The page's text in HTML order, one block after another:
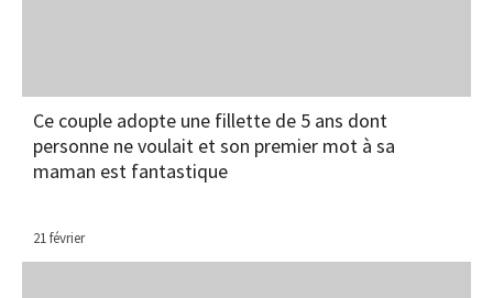
Ce couple adopte une fillette de 5 ans dont
personne ne voulait et son premier mot à sa
maman est fantastique
21 février